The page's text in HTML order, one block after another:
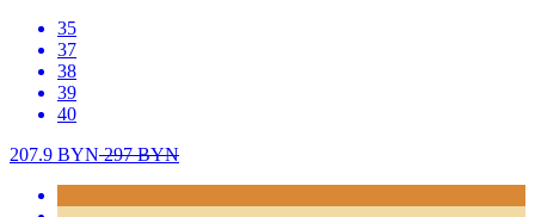
35
37
38
39
40
207.9 BYN297BYN